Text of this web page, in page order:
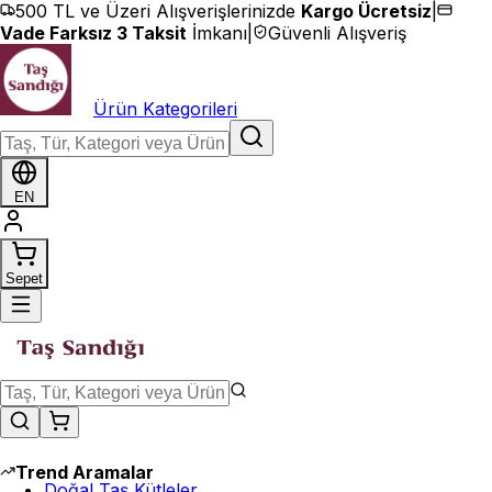
İçeriğe geç
500 TL ve Üzeri Alışverişlerinizde Kargo Ücretsiz
Vade Farksız 3 Taksit İmkanı Güvenli Alışveriş
Ürün Kategorileri
EN
Sepet
Trend Aramalar